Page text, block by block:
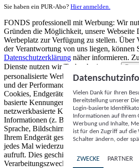
Sie haben ein PUR-Abo? Hier anmelden.
FONDS professionell mit Werbung: Wir
Gründen die Möglichkeit, unsere Webseite
Werbeplatz zur Verfügung zu stellen. Über
der Verantwortung von uns liegen, können
Datenschutzerklärung näher informieren.
Dienste nutzen wir Technologien von
personalisierte Werbung und Inhalte,
und der Performance von Inhalten sowie
Cookies, Endgeräte- oder ähnliche
basierte Kennungen, zufällig generierte
netzwerkbasierte Kennungen) können
Informationen (z. B. Browsertyp und
Sprache, Bildschirmgröße, unterstützte
Ihrem Endgerät gespeichert oder von dort
jedes Mal wiederzuerkennen, wenn es eine
aufruft. Dies geschieht für einen oder
Verarbeitungszwecke.
Vielen Dank für Ihren
Bereitstellung unserer
Login-basierte
Informationen auf Ihrem
Werbung und Inhalte,
ist für den Zugriff auf die
Schalter ändern, oder
ZWECKE PARTNER